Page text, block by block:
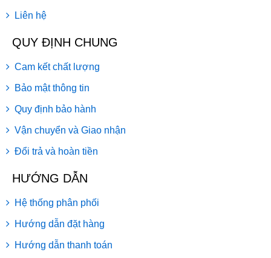
Liên hệ
QUY ĐỊNH CHUNG
Cam kết chất lượng
Bảo mật thông tin
Quy định bảo hành
Vận chuyển và Giao nhận
Đổi trả và hoàn tiền
HƯỚNG DẪN
Hệ thống phân phối
Hướng dẫn đặt hàng
Hướng dẫn thanh toán